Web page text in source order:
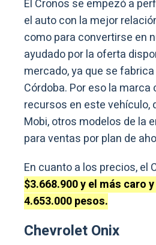
El Cronos se empezó a
el auto con la mejor
como para convertirse en
ayudado por la oferta
mercado, ya que se
Córdoba. Por eso la
recursos en este vehículo,
Mobi, otros modelos de la
para ventas por plan de
En cuanto a los precios, el
$3.668.900 y el más caro
4.653.000 pesos.
Chevrolet Onix